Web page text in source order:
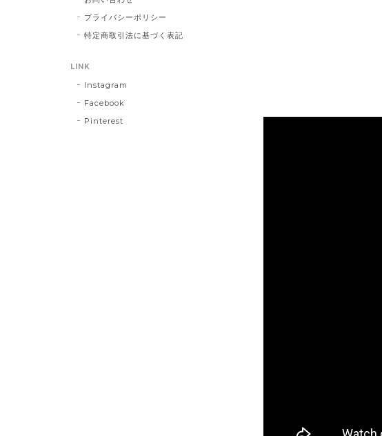
プライバシーポリシー
特定商取引法に基づく表記
LINK
Instagram
Facebook
Pinterest